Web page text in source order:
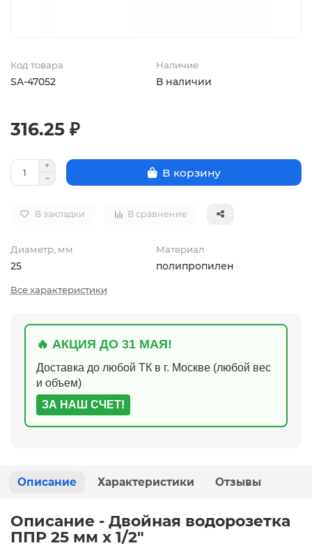
Код товара
SA-47052
Наличие
В наличии
316.25 ₽
В корзину
В закладки В сравнение
Диаметр, мм
25
Материал
полипропилен
Все характеристики
🔥 АКЦИЯ ДО 31 МАЯ!
Доставка до любой ТК в г. Москве (любой вес
и объем)
ЗА НАШ СЧЕТ!
Описание Характеристики Отзывы
Описание - Двойная водорозетка
ППР 25 мм x 1/2"